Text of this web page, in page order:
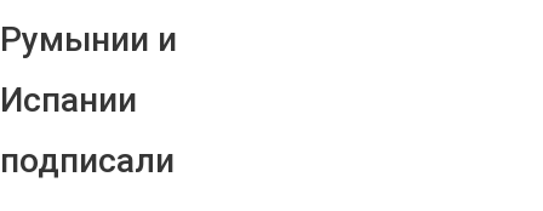
Румынии и
Испании
подписали